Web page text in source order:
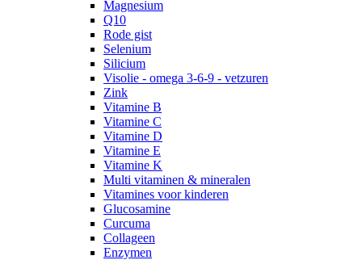
Magnesium
Q10
Rode gist
Selenium
Silicium
Visolie - omega 3-6-9 - vetzuren
Zink
Vitamine B
Vitamine C
Vitamine D
Vitamine E
Vitamine K
Multi vitaminen & mineralen
Vitamines voor kinderen
Glucosamine
Curcuma
Collageen
Enzymen